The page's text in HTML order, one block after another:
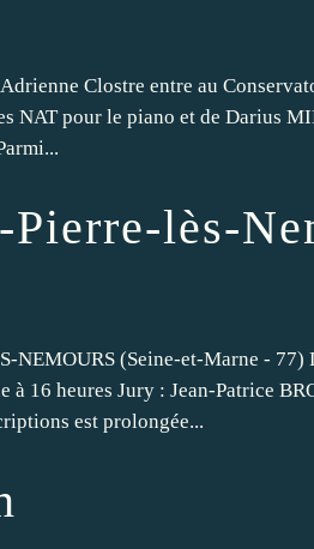
Clostre entre au
NAT pour le piano et de Darius
lès-
NEMOURS (Seine-et-Marne - 77)
16 heures Jury : Jean-Patrice
est prolongée...